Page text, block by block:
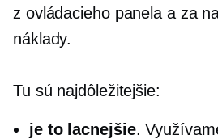
z ovládacieho panela a za
náklady.
Tu sú najdôležitejšie:
je to lacnejšie.